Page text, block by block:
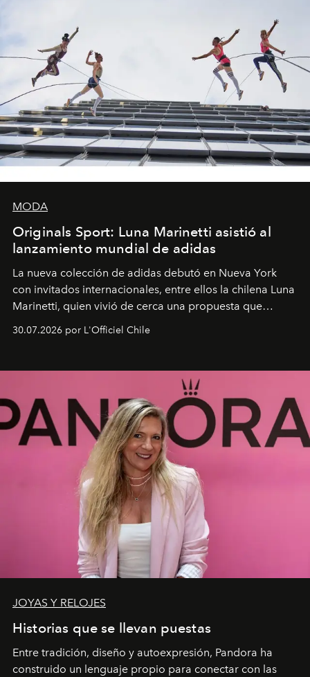
MODA
Originals Sport: Luna Marinetti asistió al
lanzamiento mundial de adidas
La nueva colección de adidas debutó en Nueva York
con invitados internacionales, entre ellos la chilena Luna
Marinetti, quien vivió de cerca una propuesta que
fusiona moda y rendimiento.
30.07.2026 por L'Officiel Chile
JOYAS Y RELOJES
Historias que se llevan puestas
Entre tradición, diseño y autoexpresión, Pandora ha
construido un lenguaje propio para conectar con las